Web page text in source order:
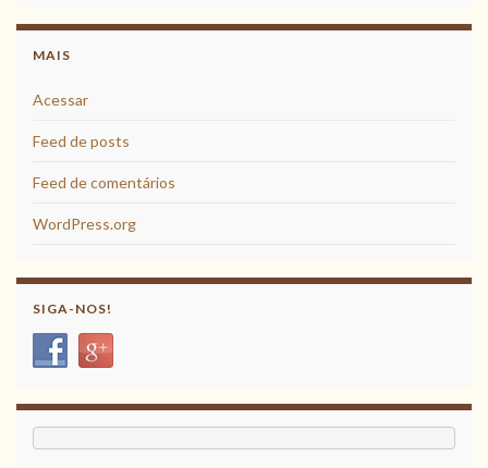
MAIS
Acessar
Feed de posts
Feed de comentários
WordPress.org
SIGA-NOS!